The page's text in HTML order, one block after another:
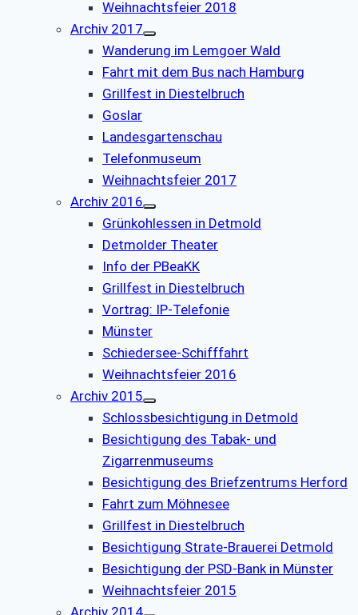
Weihnachtsfeier 2018
Archiv 2017
Wanderung im Lemgoer Wald
Fahrt mit dem Bus nach Hamburg
Grillfest in Diestelbruch
Goslar
Landesgartenschau
Telefonmuseum
Weihnachtsfeier 2017
Archiv 2016
Grünkohlessen in Detmold
Detmolder Theater
Info der PBeaKK
Grillfest in Diestelbruch
Vor­trag: IP-Te­le­fo­nie
Münster
Schiedersee-Schifffahrt
Weihnachtsfeier 2016
Archiv 2015
Schlossbesichtigung in Detmold
Besichtigung des Tabak- und
Zigarrenmuseums
Besichtigung des Briefzentrums Herford
Fahrt zum Möhnesee
Grillfest in Diestelbruch
Besichtigung Strate-Brauerei Detmold
Besichtigung der PSD-Bank in Münster
Weihnachtsfeier 2015
Archiv 2014